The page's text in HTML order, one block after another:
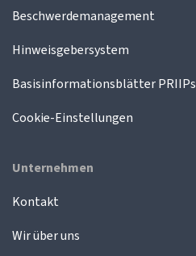
Beschwerdemanagement
Hinweisgebersystem
Basisinformationsblätter PRIIPs
Cookie-Einstellungen
Unternehmen
Kontakt
Wir über uns